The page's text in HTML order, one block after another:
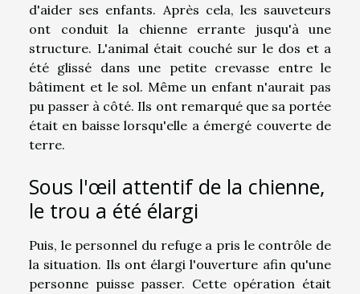
d'aider ses enfants. Après cela, les sauveteurs
ont conduit la chienne errante jusqu'à une
structure. L'animal était couché sur le dos et a
été glissé dans une petite crevasse entre le
bâtiment et le sol. Même un enfant n'aurait pas
pu passer à côté. Ils ont remarqué que sa portée
était en baisse lorsqu'elle a émergé couverte de
terre.
Sous l'œil attentif de la chienne,
le trou a été élargi
Puis, le personnel du refuge a pris le contrôle de
la situation. Ils ont élargi l'ouverture afin qu'une
personne puisse passer. Cette opération était